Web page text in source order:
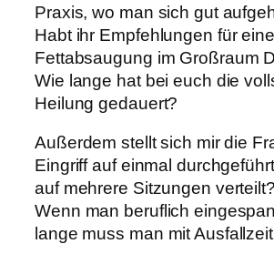
Praxis, wo man sich gut
Habt ihr Empfehlungen für eine
Fettabsaugung im Großraum
Wie lange hat bei euch die
Heilung gedauert?
Außerdem stellt sich mir die
Eingriff auf einmal
auf mehrere Sitzungen verteilt?
Wenn man beruflich
lange muss man mit